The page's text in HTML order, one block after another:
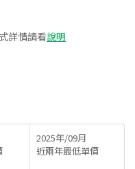
詳情請看說明
2025年/09月
近兩年最低單價